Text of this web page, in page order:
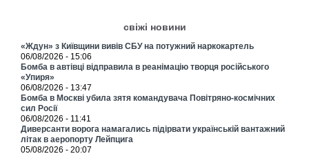
свіжі новини
«Ждун» з Київщини вивів СБУ на потужний наркокартель
06/08/2026 - 15:06
Бомба в автівці відправила в реанімацію творця російського
«Упиря»
06/08/2026 - 13:47
Бомба в Москві убила зятя командувача Повітряно-космічних
сил Росії
06/08/2026 - 11:41
Диверсанти ворога намагались підірвати українській вантажний
літак в аеропорту Лейпцига
05/08/2026 - 20:07